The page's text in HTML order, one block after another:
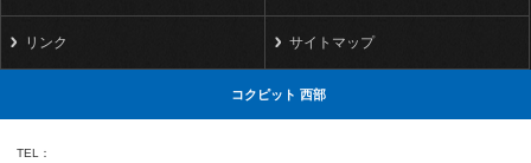
リンク サイトマップ
コクピット 西部
TEL